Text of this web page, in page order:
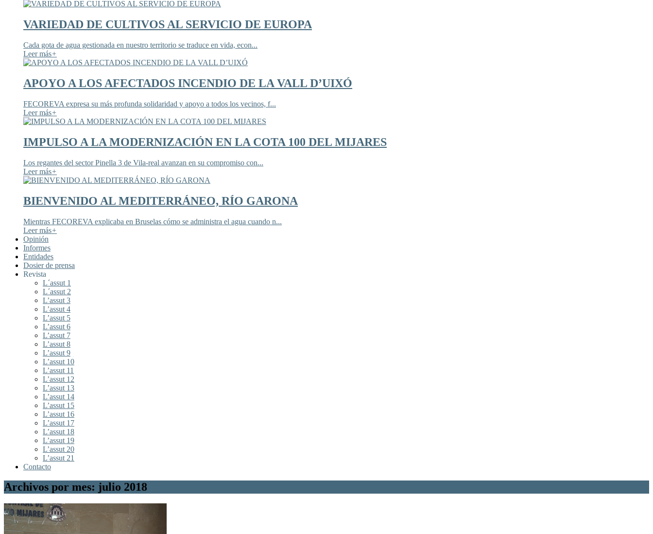
VARIEDAD DE CULTIVOS AL SERVICIO DE EUROPA
Cada gota de agua gestionada en nuestro territorio se traduce en vida, econ...
Leer más+
APOYO A LOS AFECTADOS INCENDIO DE LA VALL D’UIXÓ
FECOREVA expresa su más profunda solidaridad y apoyo a todos los vecinos, f...
Leer más+
IMPULSO A LA MODERNIZACIÓN EN LA COTA 100 DEL MIJARES
Los regantes del sector Pinella 3 de Vila-real avanzan en su compromiso con...
Leer más+
BIENVENIDO AL MEDITERRÁNEO, RÍO GARONA
Mientras FECOREVA explicaba en Bruselas cómo se administra el agua cuando n...
Leer más+
Opinión
Informes
Entidades
Dosier de prensa
Revista
L´assut 1
L´assut 2
L’assut 3
L’assut 4
L’assut 5
L’assut 6
L’assut 7
L’assut 8
L’assut 9
L’assut 10
L’assut 11
L’assut 12
L’assut 13
L’assut 14
L’assut 15
L’assut 16
L’assut 17
L’assut 18
L’assut 19
L’assut 20
L’assut 21
Contacto
Archivos por mes: julio 2018